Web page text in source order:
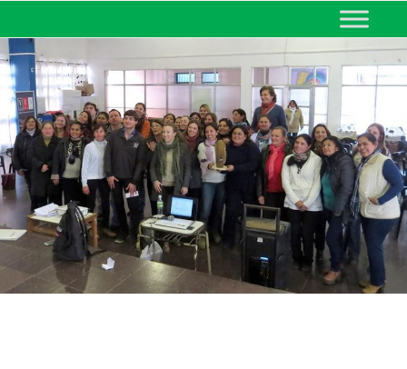
MINISTERIO DE EDUCACIÓN
DE CORRIENTES